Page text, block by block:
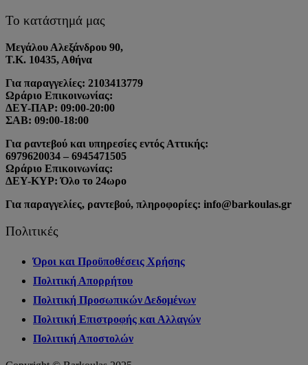
Το κατάστημά μας
Μεγάλου Αλεξάνδρου 90,
Τ.Κ. 10435, Αθήνα
Για παραγγελίες: 2103413779
Ωράριο Επικοινωνίας:
ΔΕΥ-ΠΑΡ: 09:00-20:00
ΣΑΒ: 09:00-18:00
Για ραντεβού και υπηρεσίες εντός Αττικής:
6979620034 – 6945471505
Ωράριο Επικοινωνίας:
ΔΕΥ-ΚΥΡ: Όλο το 24ωρο
Για παραγγελίες, ραντεβού, πληροφορίες: info@barkoulas.gr
Πολιτικές
Όροι και Προϋποθέσεις Χρήσης
Πολιτική Απορρήτου
Πολιτική Προσωπικών Δεδομένων
Πολιτική Επιστροφής και Αλλαγών
Πολιτική Αποστολών